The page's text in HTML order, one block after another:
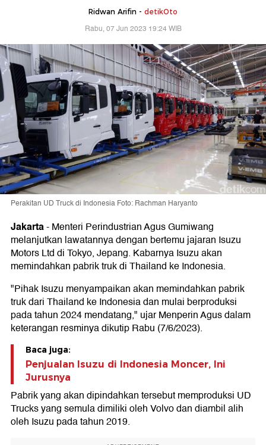
Ridwan Arifin - detikOto
Rabu, 07 Jun 2023 19:24 WIB
Perakitan UD Truck di Indonesia Foto: Rachman Haryanto
Jakarta-Menteri Perindustrian Agus Gumiwang
melanjutkan lawatannya dengan bertemu jajaran Isuzu
Motors Ltd di Tokyo, Jepang. Kabarnya Isuzu akan
memindahkan pabrik truk di Thailand ke Indonesia.
"Pihak Isuzu menyampaikan akan memindahkan pabrik
truk dari Thailand ke Indonesia dan mulai berproduksi
pada tahun 2024 mendatang," ujar Menperin Agus dalam
keterangan resminya dikutip Rabu (7/6/2023).
Baca juga:
Penjualan Isuzu di Indonesia Moncer, Ini
Jurusnya
Pabrik yang akan dipindahkan tersebut memproduksi UD
Trucks yang semula dimiliki oleh Volvo dan diambil alih
oleh Isuzu pada tahun 2019.